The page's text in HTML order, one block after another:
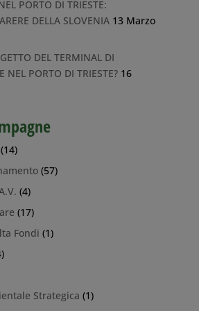
PORTO DI TRIESTE:
DELLA SLOVENIA 13 Marzo
DEL TERMINAL DI
NEL PORTO DI TRIESTE? 16
(14)
(57)
(4)
(17)
Fondi (1)
Strategica (1)